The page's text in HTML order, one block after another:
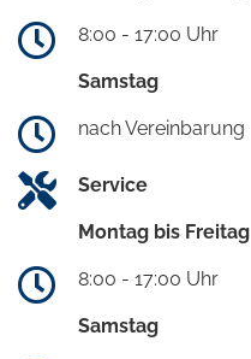
8:00 - 17:00 Uhr
Samstag
nach Vereinbarung
Service
Montag bis Freitag
8:00 - 17:00 Uhr
Samstag